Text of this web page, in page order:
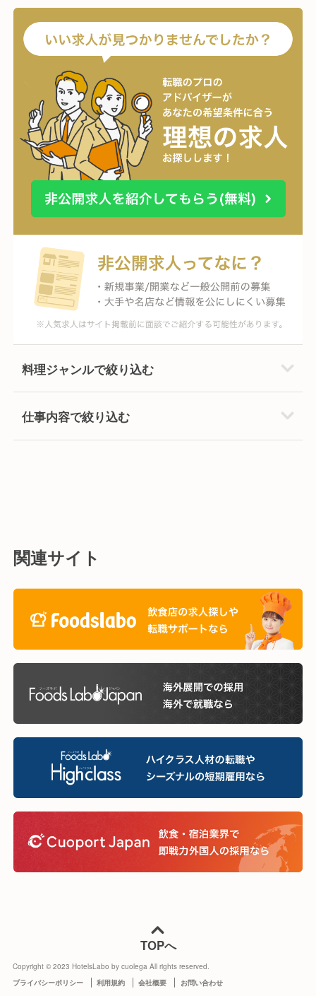
料理ジャンルで絞り込む
仕事内容で絞り込む
関連サイト
TOPへ
Copyright © 2023 HotelsLabo by cuolega All rights reserved.
プライバシーポリシー
利用規約 会社概要 お問い合わせ